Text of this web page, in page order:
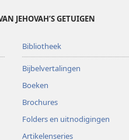
JEHOVAH’S GETUIGEN
Bibliotheek
Bijbelvertalingen
Boeken
Brochures
Folders en uitnodigingen
Artikelenseries